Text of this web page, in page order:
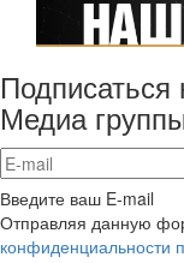
Медиа
Введите ваш E-mail
Отправляя данную
конфиденциальности